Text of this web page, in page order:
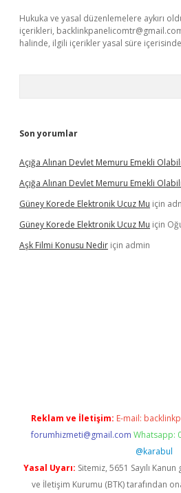
Hukuka ve yasal düzenlemelere aykırı
içerikleri,
halinde, ilgili içerikler yasal süre
Son yorumlar
Açığa Alınan Devlet Memuru Emekli
Açığa Alınan Devlet Memuru Emekli
Güney Korede Elektronik Ucuz Mu için
Güney Korede Elektronik Ucuz Mu için
Aşk Filmi Konusu Nedir için admin
Reklam ve İletişim: E-mail:
forumhizmeti@gmail.com Whatsapp:
@karabul
Yasal Uyarı: Sitemiz, 5651 Sayılı
ve İletişim Kurumu (BTK) tarafından